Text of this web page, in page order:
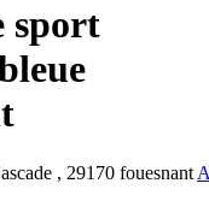
sport
, 29170 fouesnant